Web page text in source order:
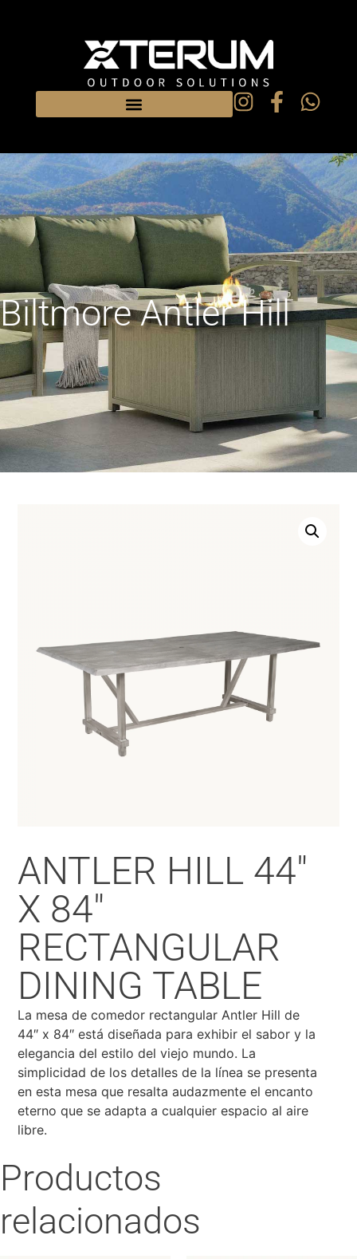
Biltmore Antler Hill
ANTLER HILL 44″
X 84″
RECTANGULAR
DINING TABLE
La mesa de comedor rectangular Antler Hill de
44″ x 84″ está diseñada para exhibir el sabor y la
elegancia del estilo del viejo mundo. La
simplicidad de los detalles de la línea se presenta
en esta mesa que resalta audazmente el encanto
eterno que se adapta a cualquier espacio al aire
libre.
Productos
relacionados